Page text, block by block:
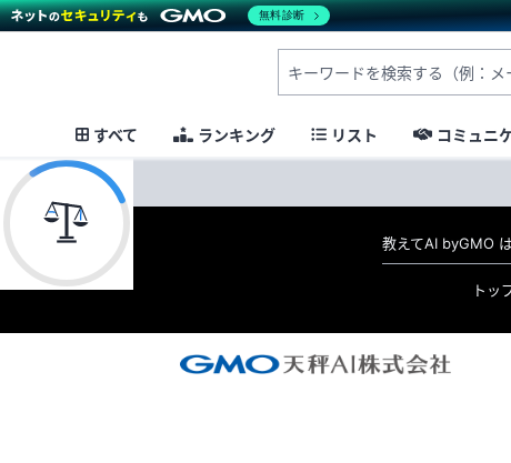
すべて ランキング リスト コミュニ
教えてAI byGMO
トッ
無料診断